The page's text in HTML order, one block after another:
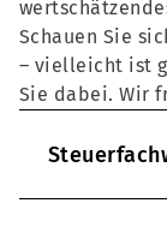
Schauen Sie
– vielleicht ist
Sie dabei. Wir